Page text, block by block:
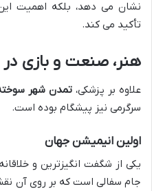
نشان می دهد، بلکه اهمیت
تأکید می کند.
هنر، صنعت و بازی
علاوه بر پزشکی، تمدن شهر
سرگرمی نیز پیشگام بوده است.
اولین انیمیشن جهان
یکی از شگفت انگیزترین و
جام سفالی است که بر روی آن